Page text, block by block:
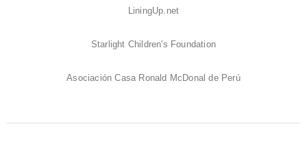
LiningUp.net
Starlight Children's Foundation
Asociación Casa Ronald McDonal de Perú